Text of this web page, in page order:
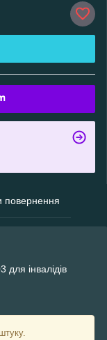
повернення
для інвалідів